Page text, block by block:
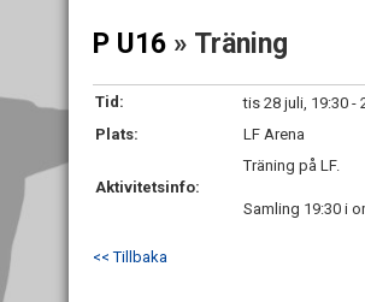
P U16 » Träning
Tid:
tis 28 juli, 19:30 -
Plats:
LF Arena
Aktivitetsinfo:
Träning på LF.
Samling 19:30 i
<< Tillbaka